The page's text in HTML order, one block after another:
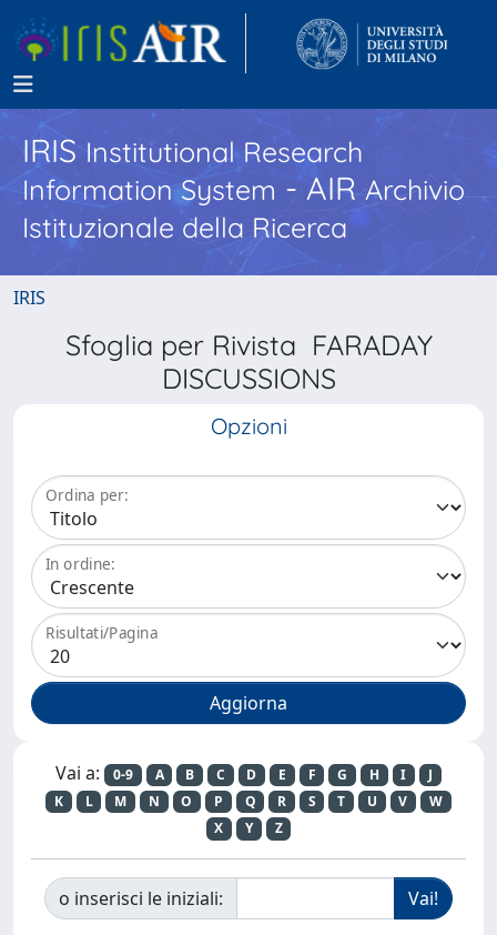
IRISInstitutional Research
Information System - AIR Archivio
Istituzionale della Ricerca
IRIS
Sfoglia per Rivista FARADAY
DISCUSSIONS
Opzioni
Ordina per:
In ordine:
Risultati/Pagina
Vai a: 0-9 A B C D E F G H I
J
K
L M N O P Q R S T U V
W
X
Y Z
o inserisci le iniziali: